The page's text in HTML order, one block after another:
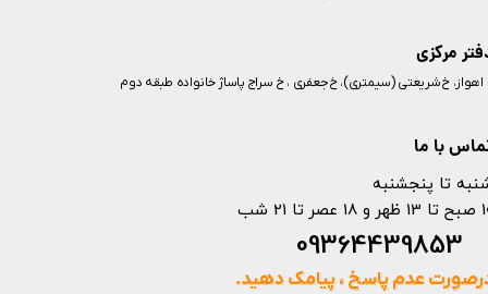
مرکزی
با ما
اهواز، خ شریعتی (سیمتری)، خ جعفری ، خ سراج پاساژ خانواده طبقه دوم
تا پنجشنبه
تا 21 شب
عدم پاسخ ، پیامک دهید.